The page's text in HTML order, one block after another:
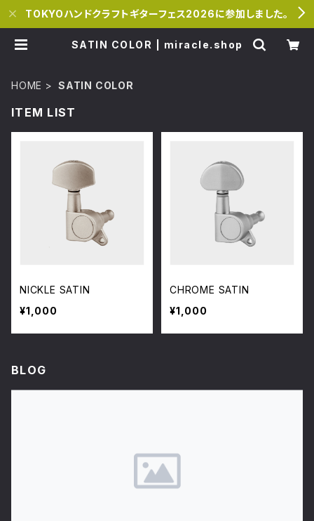
TOKYOハンドクラフトギターフェス2026に参加しました。
SATIN COLOR | miracle.shop
HOME SATIN COLOR
ITEM LIST
NICKLE SATIN
¥1,000
CHROME SATIN
¥1,000
BLOG